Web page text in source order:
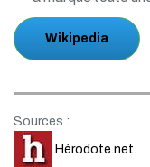
Wikipedia
Sources :
Hérodote.net